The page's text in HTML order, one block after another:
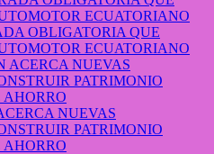
OBLIGATORIA QUE
ECUATORIANO
NUEVAS
PATRIMONIO